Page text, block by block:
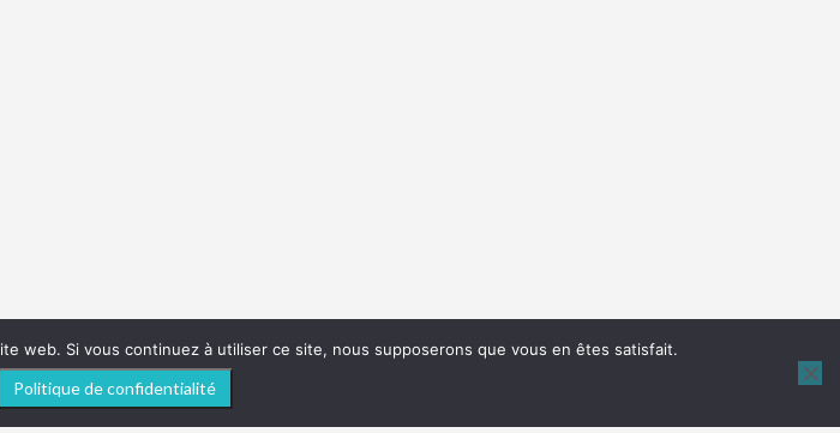
web. Si vous continuez à utiliser ce site, nous supposerons que vous en êtes satisfait.
Politique de confidentialité